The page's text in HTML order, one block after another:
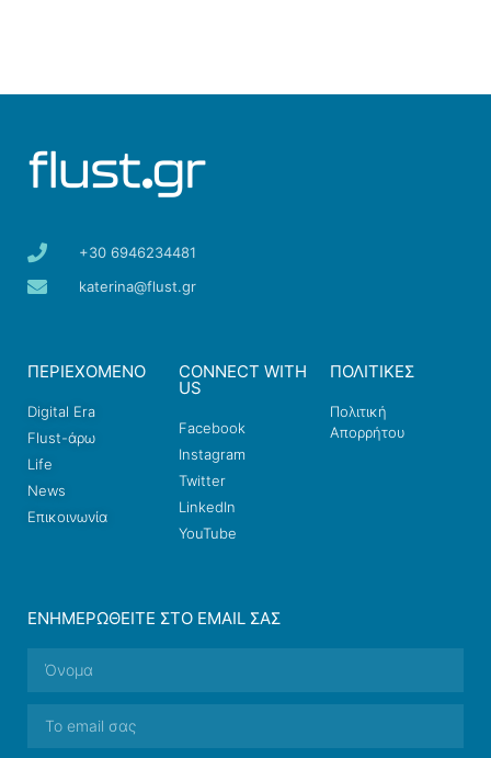
+30 6946234481
katerina@flust.gr
ΠΕΡΙΕΧΟΜΕΝΟ
Digital Era
Flust-άρω
Life
News
Επικοινωνία
CONNECT WITH
US
Facebook
Instagram
Twitter
LinkedIn
YouTube
ΠΟΛΙΤΙΚΕΣ
Πολιτική
Απορρήτου
ΕΝΗΜΕΡΩΘΕΊΤΕ ΣΤΟ EMAIL ΣΑΣ